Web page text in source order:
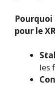
pour le
les